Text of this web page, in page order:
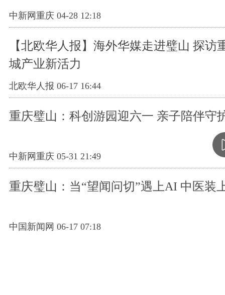
中新网重庆 04-28 12:18
【北欧华人报】海外华媒走进璧山 探访
城产业新活力
北欧华人报 06-17 16:44
重庆璧山：科创游园迎六一 亲子陪伴守
中新网重庆 05-31 21:49
重庆璧山：当“望闻问切”遇上AI 中医装
中国新闻网 06-17 07:18